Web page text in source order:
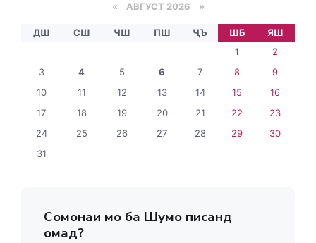
« АВГУСТ 2026 »
ДШ СШ ЧШ ПШ ҶЪ ШБ
ЯШ
1
2
3
4 5 6 7 8
9
10
11 12 13 14 15
16
17
18 19 20 21 22
23
24
25 26 27 28 29
30
31
Сомонаи мо ба Шумо писанд
омад?